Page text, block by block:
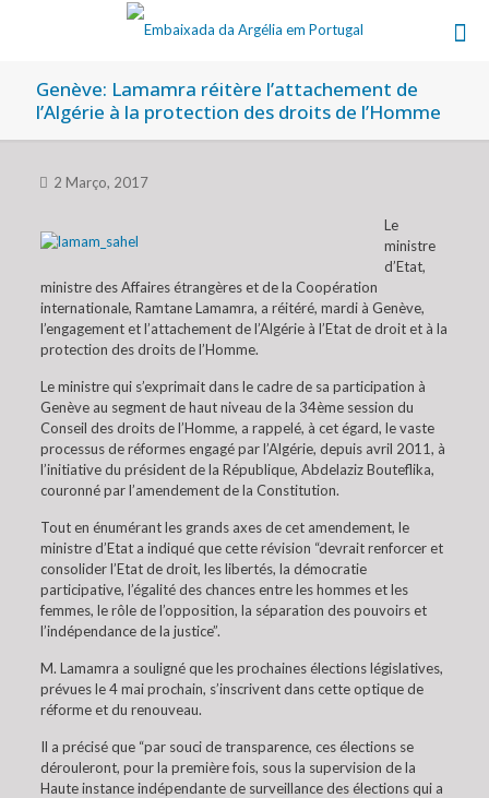
Genève: Lamamra réitère l’attachement de
l’Algérie à la protection des droits de l’Homme
2 Março, 2017
Le
ministre
d’Etat,
ministre des Affaires étrangères et de la Coopération
internationale, Ramtane Lamamra, a réitéré, mardi à Genève,
l’engagement et l’attachement de l’Algérie à l’Etat de droit et à la
protection des droits de l’Homme.
Le ministre qui s’exprimait dans le cadre de sa participation à
Genève au segment de haut niveau de la 34ème session du
Conseil des droits de l’Homme, a rappelé, à cet égard, le vaste
processus de réformes engagé par l’Algérie, depuis avril 2011, à
l’initiative du président de la République, Abdelaziz Bouteflika,
couronné par l’amendement de la Constitution.
Tout en énumérant les grands axes de cet amendement, le
ministre d’Etat a indiqué que cette révision “devrait renforcer et
consolider l’Etat de droit, les libertés, la démocratie
participative, l’égalité des chances entre les hommes et les
femmes, le rôle de l’opposition, la séparation des pouvoirs et
l’indépendance de la justice”.
M. Lamamra a souligné que les prochaines élections législatives,
prévues le 4 mai prochain, s’inscrivent dans cette optique de
réforme et du renouveau.
Il a précisé que “par souci de transparence, ces élections se
dérouleront, pour la première fois, sous la supervision de la
Haute instance indépendante de surveillance des élections qui a